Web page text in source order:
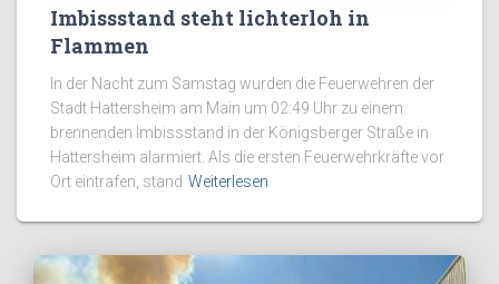
Imbissstand steht lichterloh in
Flammen
In der Nacht zum Samstag wurden die Feuerwehren der
Stadt Hattersheim am Main um 02:49 Uhr zu einem
brennenden Imbissstand in der Königsberger Straße in
Hattersheim alarmiert. Als die ersten Feuerwehrkräfte vor
Ort eintrafen, stand Weiterlesen